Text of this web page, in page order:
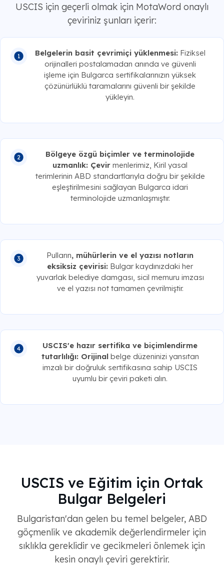
USCIS için geçerli olmak için MotaWord onaylı
çeviriniz şunları içerir:
Belgelerin basit çevrimiçi yüklenmesi: Fiziksel
orijinalleri postalamadan anında ve güvenli
işleme için Bulgarca sertifikalarınızın yüksek
çözünürlüklü taramalarını güvenli bir şekilde
yükleyin.
Bölgeye özgü biçimler ve terminolojide
uzmanlık: Çevir menlerimiz, Kiril yasal
terimlerinin ABD standartlarıyla doğru bir şekilde
eşleştirilmesini sağlayan Bulgarca idari
terminolojide uzmanlaşmıştır.
Pulların, mühürlerin ve el yazısı notların
eksiksiz çevirisi: Bulgar kaydınızdaki her
yuvarlak belediye damgası, sicil memuru imzası
ve el yazısı not tamamen çevrilmiştir.
USCIS'e hazır sertifika ve biçimlendirme
tutarlılığı: Orijinalbelge düzeninizi yansıtan
imzalı bir doğruluk sertifikasına sahip USCIS
uyumlu bir çeviri paketi alın.
USCIS ve Eğitim için Ortak
Bulgar Belgeleri
Bulgaristan'dan gelen bu temel belgeler, ABD
göçmenlik ve akademik değerlendirmeler için
sıklıkla gereklidir ve gecikmeleri önlemek için
kesin onaylı çeviri gerektirir.